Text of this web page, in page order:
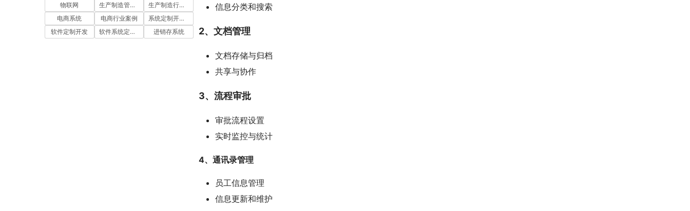
信息分类和搜索
2、文档管理
文档存储与归档
共享与协作
3、流程审批
审批流程设置
实时监控与统计
4、通讯录管理
员工信息管理
信息更新和维护
物联网
生产制造管理系统
生产制造行业案例
电商系统
电商行业案例
系统定制开发案例
软件定制开发
软件系统定制开发 进销存系统